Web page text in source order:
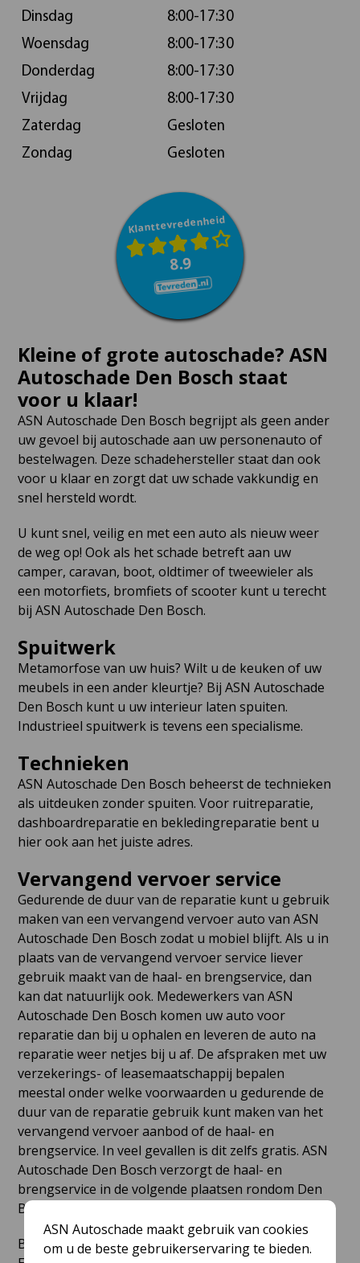
Dinsdag
8:00-17:30
Woensdag
8:00-17:30
Donderdag
8:00-17:30
Vrijdag
8:00-17:30
Zaterdag
Gesloten
Zondag
Gesloten
Klanttevredenheid
8.9
Kleine of grote autoschade? ASN
Autoschade Den Bosch staat
voor u klaar!
ASN Autoschade Den Bosch begrijpt als geen ander
uw gevoel bij autoschade aan uw personenauto of
bestelwagen. Deze schadehersteller staat dan ook
voor u klaar en zorgt dat uw schade vakkundig en
snel hersteld wordt.
U kunt snel, veilig en met een auto als nieuw weer
de weg op! Ook als het schade betreft aan uw
camper, caravan, boot, oldtimer of tweewieler als
een motorfiets, bromfiets of scooter kunt u terecht
bij ASN Autoschade Den Bosch.
Spuitwerk
Metamorfose van uw huis? Wilt u de keuken of uw
meubels in een ander kleurtje? Bij ASN Autoschade
Den Bosch kunt u uw interieur laten spuiten.
Industrieel spuitwerk is tevens een specialisme.
Technieken
ASN Autoschade Den Bosch beheerst de technieken
als uitdeuken zonder spuiten. Voor ruitreparatie,
dashboardreparatie en bekledingreparatie bent u
hier ook aan het juiste adres.
Vervangend vervoer service
Gedurende de duur van de reparatie kunt u gebruik
maken van een vervangend vervoer auto van ASN
Autoschade Den Bosch zodat u mobiel blijft. Als u in
plaats van de vervangend vervoer service liever
gebruik maakt van de haal- en brengservice, dan
kan dat natuurlijk ook. Medewerkers van ASN
Autoschade Den Bosch komen uw auto voor
reparatie dan bij u ophalen en leveren de auto na
reparatie weer netjes bij u af. De afspraken met uw
verzekerings- of leasemaatschappij bepalen
meestal onder welke voorwaarden u gedurende de
duur van de reparatie gebruik kunt maken van het
vervangend vervoer aanbod of de haal- en
brengservice. In veel gevallen is dit zelfs gratis. ASN
Autoschade Den Bosch verzorgt de haal- en
brengservice in de volgende plaatsen rondom Den
Bosch:
Biezenmortel, Boxtel, Cromvoirt, Den Dungen,
ASN Autoschade maakt gebruik van cookies
om u de beste gebruikerservaring te bieden.